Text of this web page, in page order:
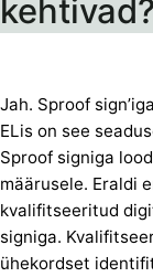
kehtivad?
Jah. Sproof
ELis on see
Sproof signiga
määrusele. Eraldi
kvalifitseeritud
signiga.
ühekordset